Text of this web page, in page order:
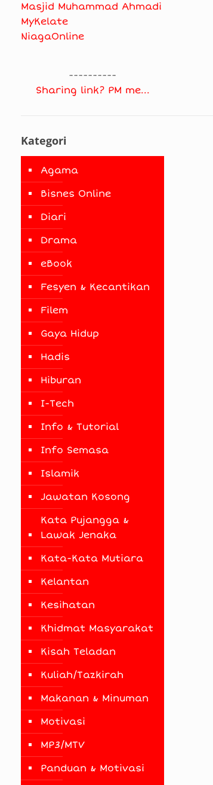
Masjid Muhammad Ahmadi
MyKelate
NiagaOnline
----------
Sharing link? PM me...
Kategori
Agama
Bisnes Online
Diari
Drama
eBook
Fesyen & Kecantikan
Filem
Gaya Hidup
Hadis
Hiburan
I-Tech
Info & Tutorial
Info Semasa
Islamik
Jawatan Kosong
Kata Pujangga &
Lawak Jenaka
Kata-Kata Mutiara
Kelantan
Kesihatan
Khidmat Masyarakat
Kisah Teladan
Kuliah/Tazkirah
Makanan & Minuman
Motivasi
MP3/MTV
Panduan & Motivasi